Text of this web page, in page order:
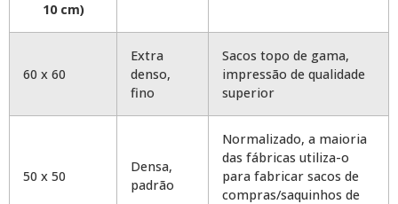
10 cm)
60 x 60
Extra
denso,
fino
Sacos topo de gama,
impressão de qualidade
superior
50 x 50
Densa,
padrão
Normalizado, a maioria
das fábricas utiliza-o
para fabricar sacos de
compras/saquinhos de